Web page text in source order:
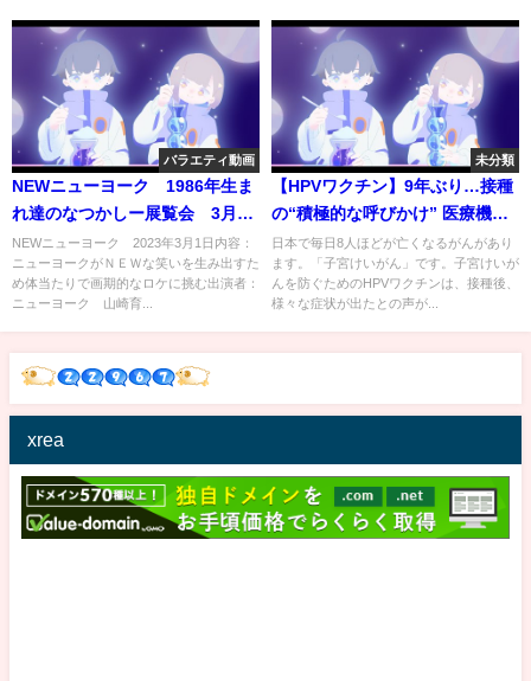
バラエティ動画
NEWニューヨーク 1986年生ま
れ達のなつかしー展覧会 3月1
日
NEWニューヨーク 2023年3月1日内容：
ニューヨークがＮＥＷな笑いを生み出すた
め体当たりで画期的なロケに挑む出演者：
ニューヨーク 山崎育...
未分類
【HPVワクチン】9年ぶり…接種
の“積極的な呼びかけ” 医療機関
の対応は
日本で毎日8人ほどが亡くなるがんがあり
ます。「子宮けいがん」です。子宮けいが
んを防ぐためのHPVワクチンは、接種後、
様々な症状が出たとの声が...
xrea